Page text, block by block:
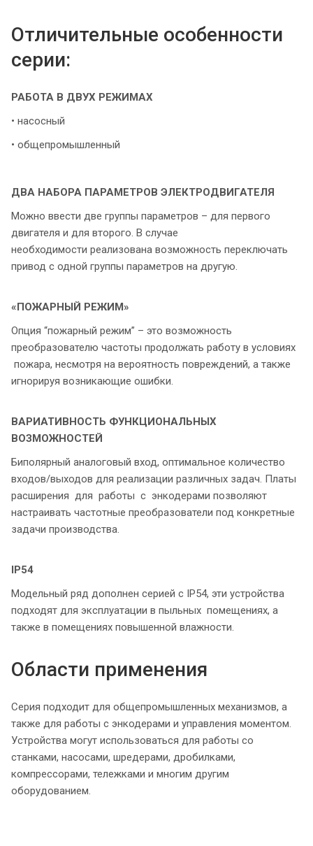
Отличительные особенности
серии:
РАБОТА В ДВУХ РЕЖИМАХ
• насосный
• общепромышленный
ДВА НАБОРА ПАРАМЕТРОВ ЭЛЕКТРОДВИГАТЕЛЯ
Можно ввести две группы параметров – для первого
двигателя и для второго. В случае
необходимости реализована возможность переключать
привод с одной группы параметров на другую.
«ПОЖАРНЫЙ РЕЖИМ»
Опция “пожарный режим” – это возможность
преобразователю частоты продолжать работу в условиях
пожара, несмотря на вероятность повреждений, а также
игнорируя возникающие ошибки.
ВАРИАТИВНОСТЬ ФУНКЦИОНАЛЬНЫХ
ВОЗМОЖНОСТЕЙ
Биполярный аналоговый вход, оптимальное количество
входов/выходов для реализации различных задач. Платы
расширения для работы с энкодерами позволяют
настраивать частотные преобразователи под конкретные
задачи производства.
IP54
Модельный ряд дополнен серией с IP54, эти устройства
подходят для эксплуатации в пыльных помещениях, а
также в помещениях повышенной влажности.
Области применения
Серия подходит для общепромышленных механизмов, а
также для работы с энкодерами и управления моментом.
Устройства могут использоваться для работы со
станками, насосами, шредерами, дробилками,
компрессорами, тележками и многим другим
оборудованием.